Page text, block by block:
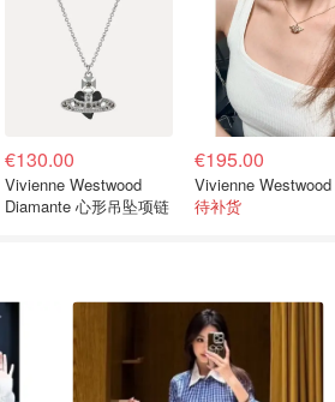
€130.00
Vivienne Westwood
Diamante 心形吊坠项链
€195.00
待补货